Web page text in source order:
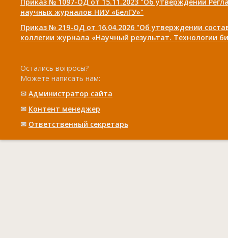
научных журналов НИУ «БелГУ»"
Приказ № 219-ОД от 16.04.2026 "Об утверждении
коллегии журнала «Научный результат. Технологии
Остались вопросы?
Можете написать нам:
✉ Администратор сайта
✉ Контент менеджер
✉ Ответственный cекретарь